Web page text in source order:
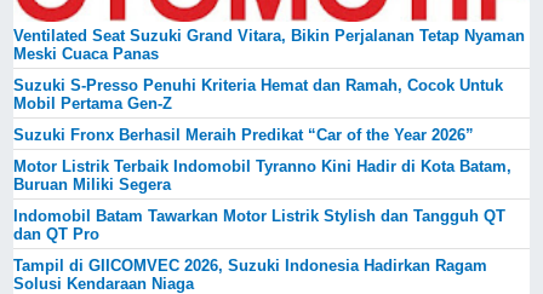
Ventilated Seat Suzuki Grand Vitara, Bikin Perjalanan Tetap Nyaman
Meski Cuaca Panas
Suzuki S-Presso Penuhi Kriteria Hemat dan Ramah, Cocok Untuk
Mobil Pertama Gen-Z
Suzuki Fronx Berhasil Meraih Predikat “Car of the Year 2026”
Motor Listrik Terbaik Indomobil Tyranno Kini Hadir di Kota Batam,
Buruan Miliki Segera
Indomobil Batam Tawarkan Motor Listrik Stylish dan Tangguh QT
dan QT Pro
Tampil di GIICOMVEC 2026, Suzuki Indonesia Hadirkan Ragam
Solusi Kendaraan Niaga